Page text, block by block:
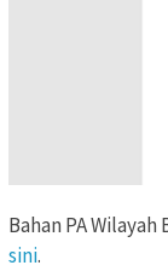
Bahan PA
sini.